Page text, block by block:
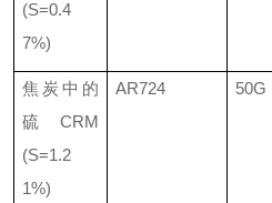
(S=0.4
7%)
焦炭中的
硫
CRM
(S=1.2
1%)
AR724 50G